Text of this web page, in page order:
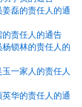
磊的责任人的通
责任人的通告
锁林的责任人的
一家人的责任人
华的责任人的通